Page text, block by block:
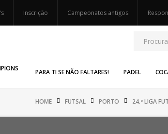
Inscrição Campeonatos antigos
PARA TI SE NÃO FALTARES! PADEL
HOME FUTSAL PORTO 24.ª LIGA